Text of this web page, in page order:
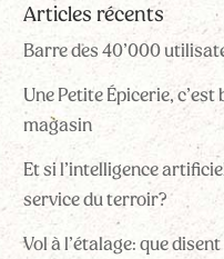
Articles récents
Barre des 40’000
Une Petite Épicerie, c’est
magasin
Et si l’intelligence
service du terroir?
Vol à l’étalage: que